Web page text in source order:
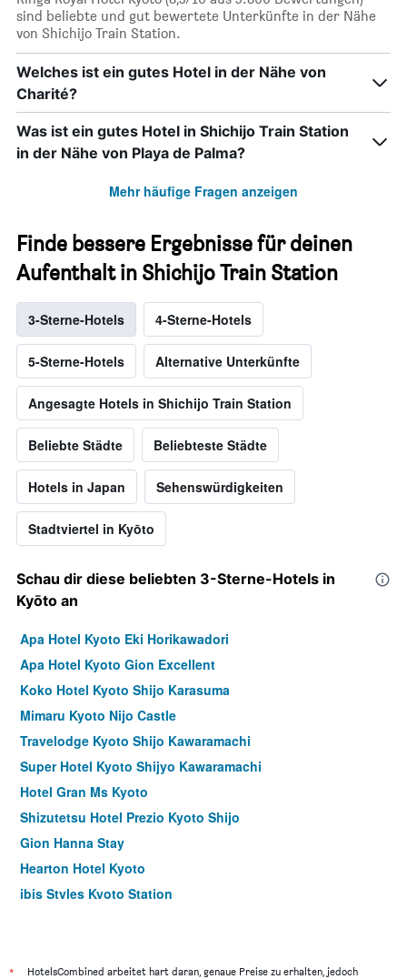
sind beliebte und gut bewertete Unterkünfte in der Nähe
von Shichijo Train Station.
Welches ist ein gutes Hotel in der Nähe von
Charité?
Was ist ein gutes Hotel in Shichijo Train Station
in der Nähe von Playa de Palma?
Mehr häufige Fragen anzeigen
Finde bessere Ergebnisse für deinen
Aufenthalt in Shichijo Train Station
3-Sterne-Hotels 4-Sterne-Hotels
5-Sterne-Hotels Alternative Unterkünfte
Angesagte Hotels in Shichijo Train Station
Beliebte Städte Beliebteste Städte
Hotels in Japan Sehenswürdigkeiten
Stadtviertel in Kyōto
Schau dir diese beliebten 3-Sterne-Hotels in
Kyōto an
Apa Hotel Kyoto Eki Horikawadori
Apa Hotel Kyoto Gion Excellent
Koko Hotel Kyoto Shijo Karasuma
Mimaru Kyoto Nijo Castle
Travelodge Kyoto Shijo Kawaramachi
Super Hotel Kyoto Shijyo Kawaramachi
Hotel Gran Ms Kyoto
Shizutetsu Hotel Prezio Kyoto Shijo
Gion Hanna Stay
Hearton Hotel Kyoto
ibis Styles Kyoto Station
Hotel Sasarindou
* HotelsCombined arbeitet hart daran, genaue Preise zu erhalten, jedoch